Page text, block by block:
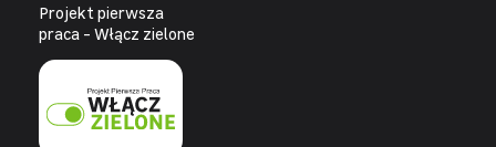
Projekt pierwsza
praca - Włącz zielone